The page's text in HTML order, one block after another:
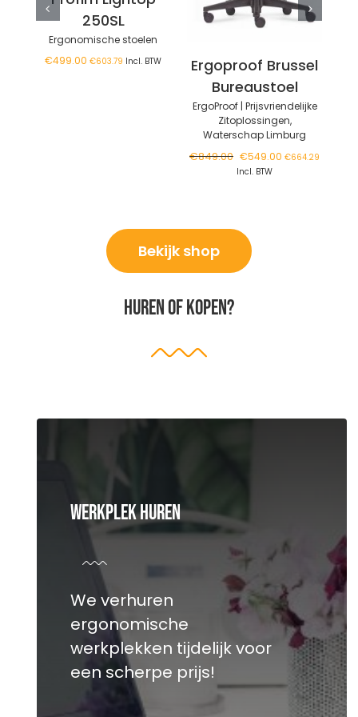
250SL
Ergonomische stoelen
€499.00 €603.79 Incl. BTW
Ergoproof Brussel
Bureaustoel
ErgoProof | Prijsvriendelijke
Zitoplossingen,
Waterschap Limburg
€849.00 Oorspronkelijke
prijs
€549.00 Huidige
€664.29
Incl. BTW
Bekijk shop
Huren of kopen?
Werkplek Huren
We verhuren
ergonomische
werkplekken tijdelijk voor
een scherpe prijs!